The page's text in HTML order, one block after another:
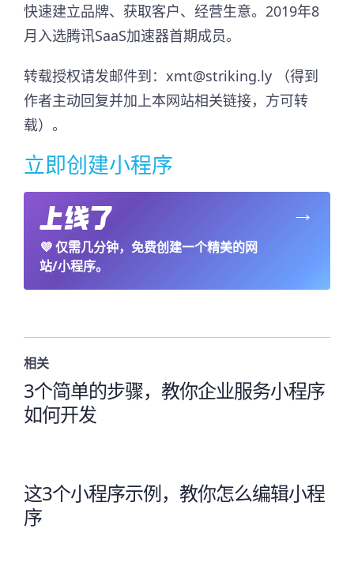
快速建立品牌、获取客户、经营生意。2019年8
月入选腾讯SaaS加速器首期成员。​
转载授权请发邮件到：xmt@striking.ly （得到
作者主动回复并加上本网站相关链接，方可转
载）。
立即创建小程序
💜仅需几分钟，免费创建一个精美的网
站/小程序。
→
相关
3个简单的步骤，教你企业服务小程序
如何开发
这3个小程序示例，教你怎么编辑小程
序